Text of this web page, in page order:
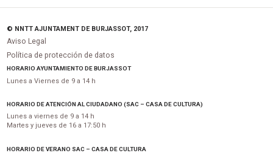
© NNTT AJUNTAMENT DE BURJASSOT, 2017
Aviso Legal
Política de protección de datos
HORARIO AYUNTAMIENTO DE BURJASSOT
Lunes a Viernes de 9 a 14 h
HORARIO DE ATENCIÓN AL CIUDADANO (SAC – CASA DE CULTURA)
Lunes a viernes de 9 a 14 h
Martes y jueves de 16 a 17:50 h
HORARIO DE VERANO SAC – CASA DE CULTURA